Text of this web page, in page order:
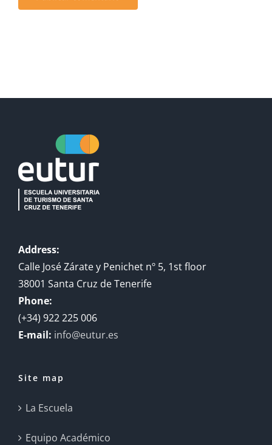
Address:
Calle José Zárate y Penichet nº 5, 1st floor
38001 Santa Cruz de Tenerife
Phone:
(+34) 922 225 006
E-mail: info@eutur.es
Site map
La Escuela
Equipo Académico